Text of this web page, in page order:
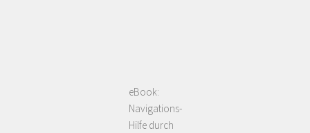
eBook:
Navigations-
Hilfe durch